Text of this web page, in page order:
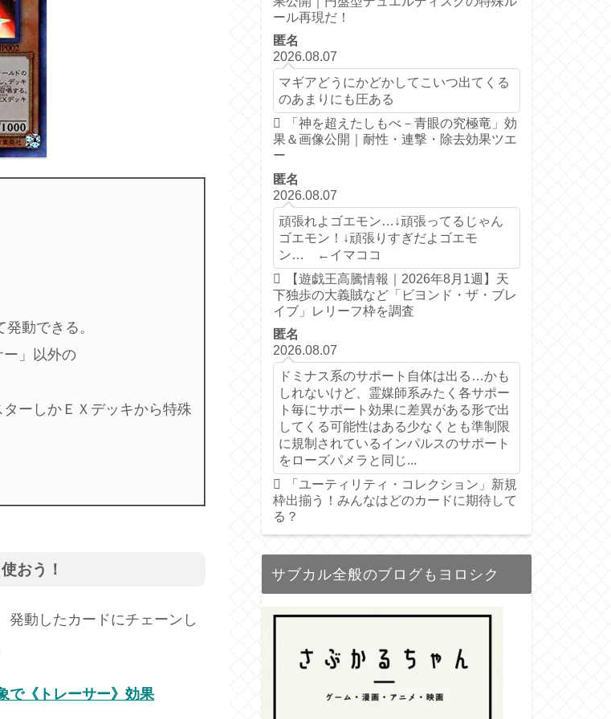
動できる。
」以外の
ーしかＥＸデッキから特殊
おう！
発動したカードにチェーンし
で《トレーサー》効果
ール再現だ！
匿名
2026.08.07
マギアどうにかどかしてこいつ出てくる
のあまりにも圧ある
「神を超えたしもべ－青眼の究極竜」効
果＆画像公開｜耐性・連撃・除去効果ツエ
ー
匿名
2026.08.07
頑張れよゴエモン…↓頑張ってるじゃん
ゴエモン！↓頑張りすぎだよゴエモ
ン… ←イマココ
【遊戯王高騰情報｜2026年8月1週】天
下独歩の大義賊など「ビヨンド・ザ・ブレ
イブ」レリーフ枠を調査
匿名
2026.08.07
ドミナス系のサポート自体は出る…かも
しれないけど、霊媒師系みたく各サポー
ト毎にサポート効果に差異がある形で出
してくる可能性はある少なくとも準制限
に規制されているインパルスのサポート
をローズパメラと同じ...
「ユーティリティ・コレクション」新規
枠出揃う！みんなはどのカードに期待して
る？
サブカル全般のブログもヨロシク